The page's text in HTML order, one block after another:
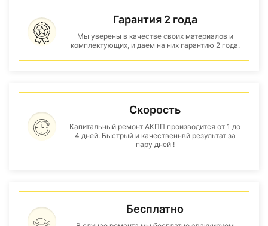
Гарантия 2 года
Мы уверены в качестве своих материалов и
комплектующих, и даем на них гарантию 2 года.
Скорость
Капитальный ремонт АКПП производится от 1 до
4 дней. Быстрый и качественнвй результат за
пару дней !
Бесплатно